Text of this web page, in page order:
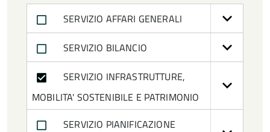
Dirigente
Dirigente ad interim del Servizio Affari
Generali
Dirigente ad interim del Servizio
Pianificazione Territoriale
SERVIZIO AFFARI GENERALI
SERVIZIO BILANCIO
SERVIZIO INFRASTRUTTURE,
MOBILITA' SOSTENIBILE E PATRIMONIO
SERVIZIO PIANIFICAZIONE